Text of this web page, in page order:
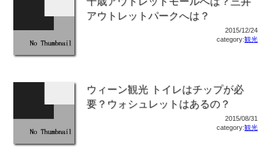
アウトレットパークへは？
2015/12/24
category:観光
ウィーン観光 トイレはチップが必
要？ウォシュレットはあるの？
2015/08/31
category:観光